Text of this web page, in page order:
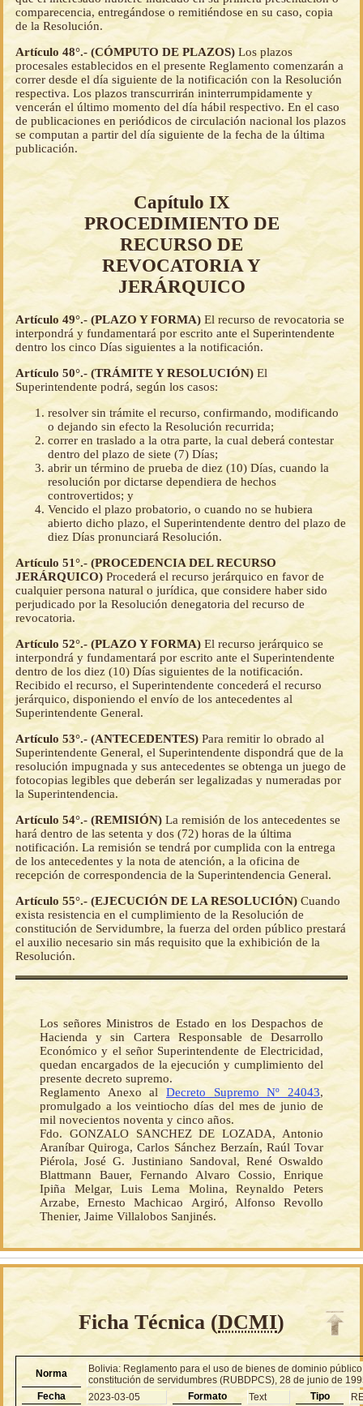
comparecencia, entregándose o remitiéndose en su caso, copia
de la Resolución.
Artículo 48°.- (CÓMPUTO DE PLAZOS) Los plazos
procesales establecidos en el presente Reglamento comenzarán a
correr desde el día siguiente de la notificación con la Resolución
respectiva. Los plazos transcurrirán ininterrumpidamente y
vencerán el último momento del día hábil respectivo. En el caso
de publicaciones en periódicos de circulación nacional los plazos
se computan a partir del día siguiente de la fecha de la última
publicación.
Capítulo IX
PROCEDIMIENTO DE
RECURSO DE
REVOCATORIA Y
JERÁRQUICO
Artículo 49°.- (PLAZO Y FORMA) El recurso de revocatoria se
interpondrá y fundamentará por escrito ante el Superintendente
dentro los cinco Días siguientes a la notificación.
Artículo 50°.- (TRÁMITE Y RESOLUCIÓN) El
Superintendente podrá, según los casos:
resolver sin trámite el recurso, confirmando, modificando
o dejando sin efecto la Resolución recurrida;
correr en traslado a la otra parte, la cual deberá contestar
dentro del plazo de siete (7) Días;
abrir un término de prueba de diez (10) Días, cuando la
resolución por dictarse dependiera de hechos
controvertidos; y
Vencido el plazo probatorio, o cuando no se hubiera
abierto dicho plazo, el Superintendente dentro del plazo de
diez Días pronunciará Resolución.
Artículo 51°.- (PROCEDENCIA DEL RECURSO
JERÁRQUICO) Procederá el recurso jerárquico en favor de
cualquier persona natural o jurídica, que considere haber sido
perjudicado por la Resolución denegatoria del recurso de
revocatoria.
Artículo 52°.- (PLAZO Y FORMA) El recurso jerárquico se
interpondrá y fundamentará por escrito ante el Superintendente
dentro de los diez (10) Días siguientes de la notificación.
Recibido el recurso, el Superintendente concederá el recurso
jerárquico, disponiendo el envío de los antecedentes al
Superintendente General.
Artículo 53°.- (ANTECEDENTES) Para remitir lo obrado al
Superintendente General, el Superintendente dispondrá que de la
resolución impugnada y sus antecedentes se obtenga un juego de
fotocopias legibles que deberán ser legalizadas y numeradas por
la Superintendencia.
Artículo 54°.- (REMISIÓN) La remisión de los antecedentes se
hará dentro de las setenta y dos (72) horas de la última
notificación. La remisión se tendrá por cumplida con la entrega
de los antecedentes y la nota de atención, a la oficina de
recepción de correspondencia de la Superintendencia General.
Artículo 55°.- (EJECUCIÓN DE LA RESOLUCIÓN) Cuando
exista resistencia en el cumplimiento de la Resolución de
constitución de Servidumbre, la fuerza del orden público prestará
el auxilio necesario sin más requisito que la exhibición de la
Resolución.
Los señores Ministros de Estado en los Despachos de
Hacienda y sin Cartera Responsable de Desarrollo
Económico y el señor Superintendente de Electricidad,
quedan encargados de la ejecución y cumplimiento del
presente decreto supremo.
Reglamento Anexo al Decreto Supremo Nº 24043,
promulgado a los veintiocho días del mes de junio de
mil novecientos noventa y cinco años.
Fdo. GONZALO SANCHEZ DE LOZADA, Antonio
Araníbar Quiroga, Carlos Sánchez Berzaín, Raúl Tovar
Piérola, José G. Justiniano Sandoval, René Oswaldo
Blattmann Bauer, Fernando Alvaro Cossio, Enrique
Ipiña Melgar, Luis Lema Molina, Reynaldo Peters
Arzabe, Ernesto Machicao Argiró, Alfonso Revollo
Thenier, Jaime Villalobos Sanjinés.
Ficha Técnica (DCMI)
Norma
Bolivia: Reglamento para el uso de bienes de dominio
constitución de servidumbres (RUBDPCS), 28 de junio de
Fecha
2023-03-05 Formato Text Tipo